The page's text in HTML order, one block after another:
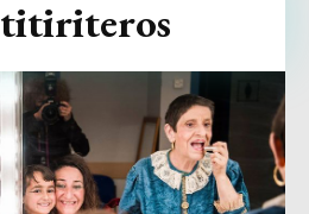
titiriteros